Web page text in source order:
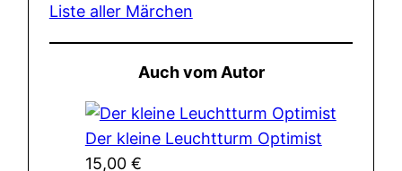
Liste aller Märchen
Auch vom Autor
Der kleine Leuchtturm Optimist
15,00 €